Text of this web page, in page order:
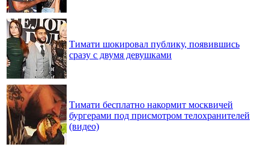
Тимати шокировал публику, появившись
сразу с двумя девушками
Тимати бесплатно накормит москвичей
бургерами под присмотром телохранителей
(видео)